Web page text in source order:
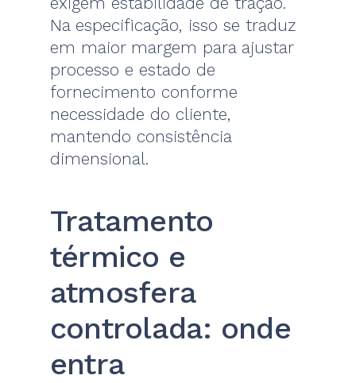
Na especificação, isso se traduz
em maior margem para ajustar
processo e estado de
fornecimento conforme
necessidade do cliente,
mantendo consistência
dimensional.
Tratamento
térmico e
atmosfera
controlada: onde
entra